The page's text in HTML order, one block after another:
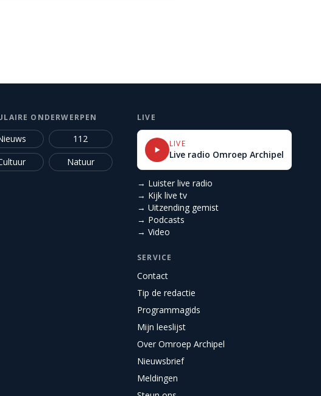
ONDERWERPEN
112
Natuur
LIVE
LIVE
Live radio Omroep Archipel
→ Luister live radio
→ Kijk live tv
→ Uitzending gemist
→ Podcasts
→ Video
SERVICE
Contact
Tip de redactie
Programmagids
Mijn leeslijst
Over Omroep Archipel
Nieuwsbrief
Meldingen